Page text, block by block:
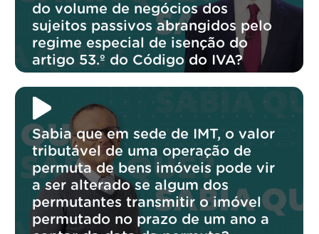
do volume de negócios dos
sujeitos passivos abrangidos pelo
regime especial de isenção do
artigo 53.º do Código do IVA?
Sabia que em sede de IMT, o valor
tributável de uma operação de
permuta de bens imóveis pode vir
a ser alterado se algum dos
permutantes transmitir o imóvel
permutado no prazo de um ano a